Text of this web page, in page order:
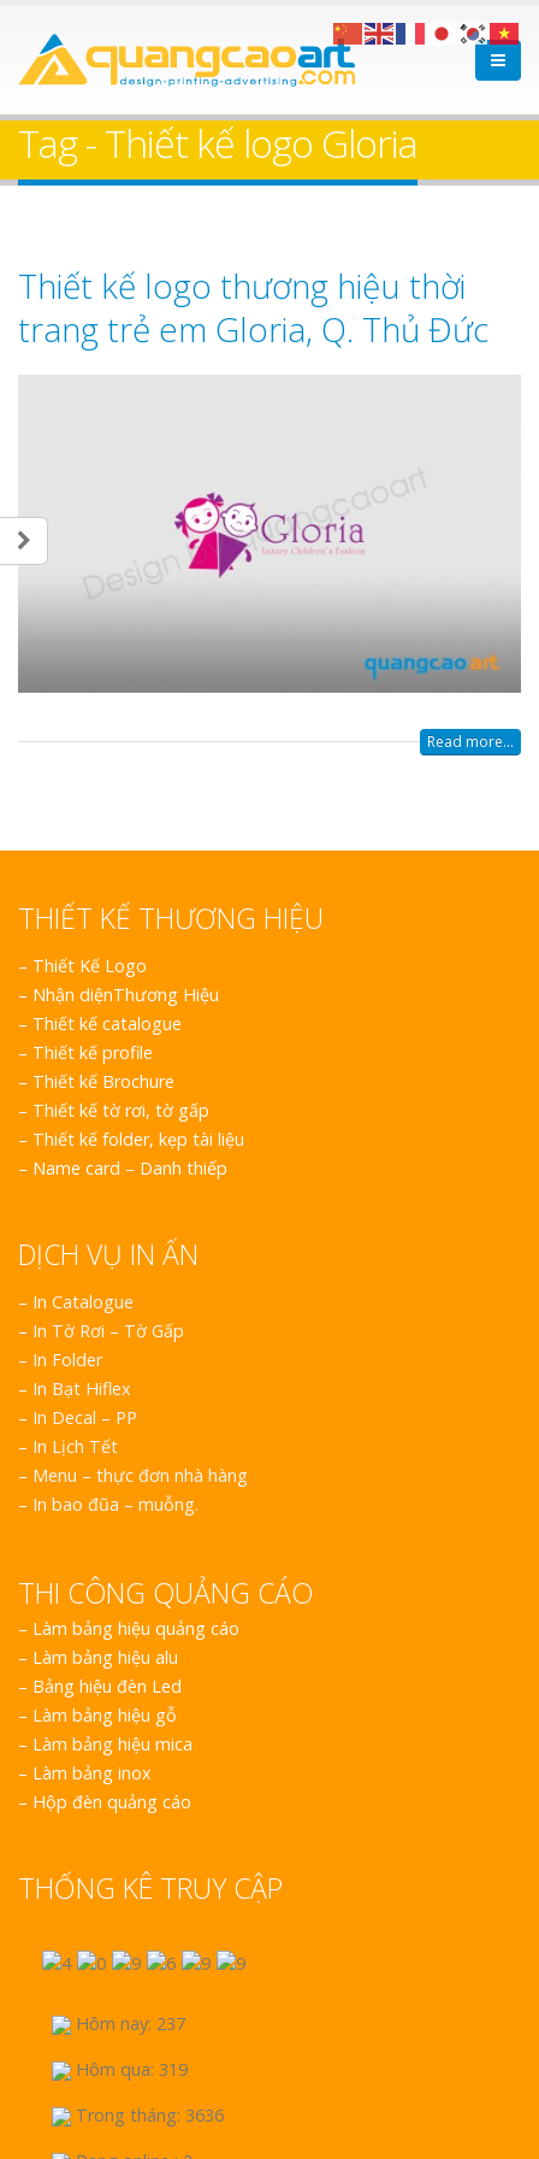
Tag - Thiết kế logo Gloria
Thiết kế logo thương hiệu thời
trang trẻ em Gloria, Q. Thủ Đức
Read more...
THIẾT KẾ THƯƠNG HIỆU
– Thiết Kế Logo
– Nhận diệnThương Hiệu
– Thiết kế catalogue
– Thiết kế profile
– Thiết kế Brochure
– Thiết kế tờ rơi, tờ gấp
– Thiết kế folder, kẹp tài liệu
– Name card – Danh thiếp
DỊCH VỤ IN ẤN
– In Catalogue
– In Tờ Rơi – Tờ Gấp
– In Folder
– In Bạt Hiflex
– In Decal – PP
– In Lịch Tết
– Menu – thực đơn nhà hàng
– In bao đũa – muỗng.
THI CÔNG QUẢNG CÁO
– Làm bảng hiệu quảng cáo
– Làm bảng hiệu alu
– Bảng hiệu đèn Led
– Làm bảng hiệu gỗ
– Làm bảng hiệu mica
– Làm bảng inox
– Hộp đèn quảng cáo
THỐNG KÊ TRUY CẬP
Hôm nay: 237
Hôm qua: 319
Trong tháng: 3636